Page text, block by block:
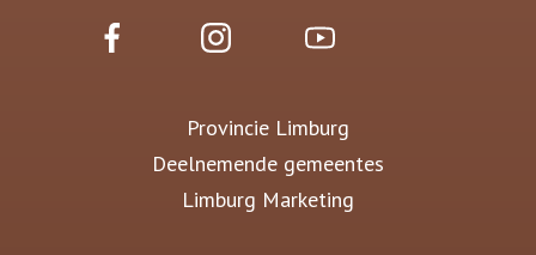
Provincie Limburg
Deelnemende gemeentes
Limburg Marketing